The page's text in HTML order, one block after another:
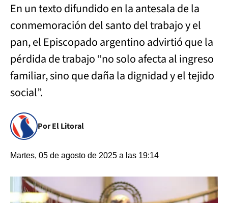
En un texto difundido en la antesala de la
conmemoración del santo del trabajo y el
pan, el Episcopado argentino advirtió que la
pérdida de trabajo “no solo afecta al ingreso
familiar, sino que daña la dignidad y el tejido
social”.
Por El Litoral
Martes, 05 de agosto de 2025 a las 19:14